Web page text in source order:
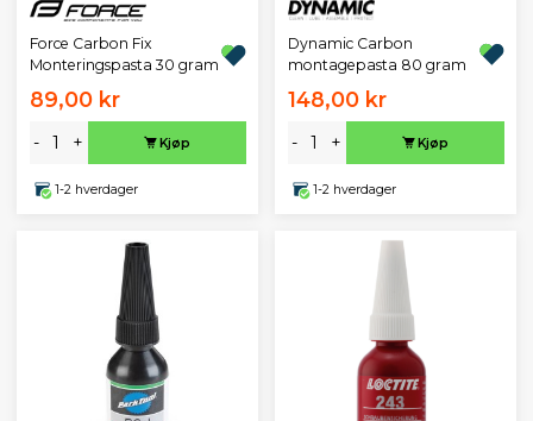
Force Carbon Fix
Monteringspasta 30 gram
89,00 kr
- + Kjøp
1-2 hverdager
Dynamic Carbon
montagepasta 80 gram
148,00 kr
- + Kjøp
1-2 hverdager